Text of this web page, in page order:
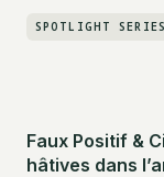
SPOTLIGHT SERIES
Faux Positif &
hâtives dans